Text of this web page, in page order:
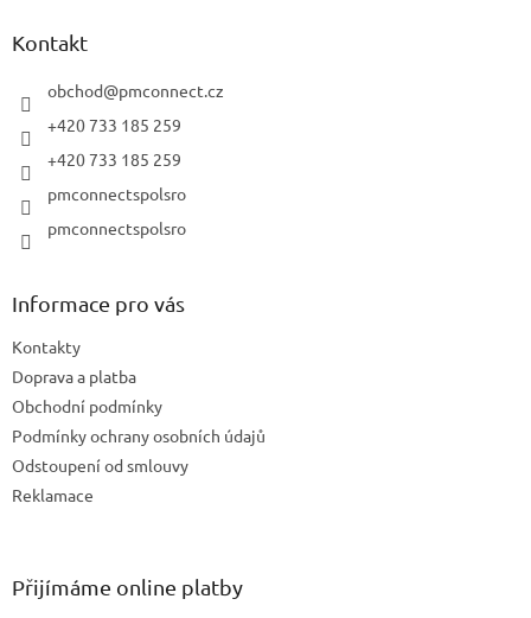
Kontakt
obchod@pmconnect.cz
+420 733 185 259
+420 733 185 259
pmconnectspolsro
pmconnectspolsro
Informace pro vás
Kontakty
Doprava a platba
Obchodní podmínky
Podmínky ochrany osobních údajů
Odstoupení od smlouvy
Reklamace
Přijímáme online platby